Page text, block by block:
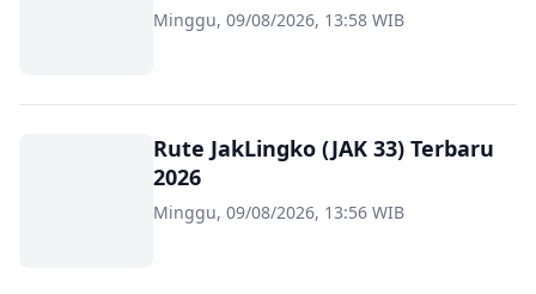
Minggu, 09/08/2026, 13:58 WIB
Rute JakLingko (JAK 33) Terbaru
2026
Minggu, 09/08/2026, 13:56 WIB